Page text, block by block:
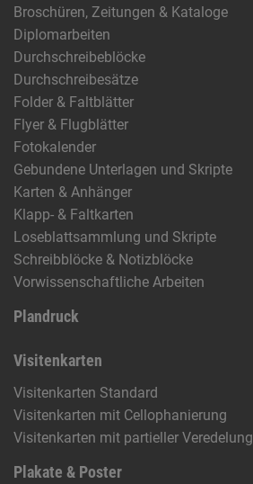
Broschüren, Zeitungen & Kataloge
Diplomarbeiten
Durchschreibeblöcke
Durchschreibesätze
Folder & Faltblätter
Flyer & Flugblätter
Fotokalender
Gebundene Unterlagen und Skripte
Karten & Anhänger
Klapp- & Faltkarten
Loseblattsammlung und Skripte
Schreibblöcke & Notizblöcke
Vorwissenschaftliche Arbeiten
Plandruck
Visitenkarten
Visitenkarten Standard
Visitenkarten mit Cellophanierung
Visitenkarten mit partieller Veredelung
Plakate & Poster